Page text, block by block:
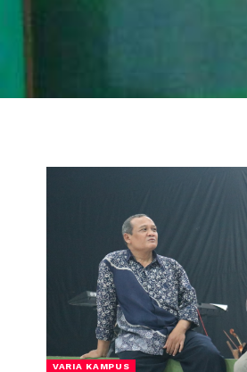
VARIA KAMPUS